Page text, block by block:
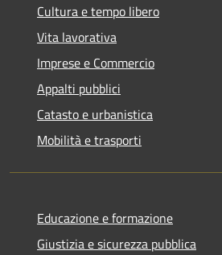
Cultura e tempo libero
Vita lavorativa
Imprese e Commercio
Appalti pubblici
Catasto e urbanistica
Mobilità e trasporti
Educazione e formazione
Giustizia e sicurezza pubblica